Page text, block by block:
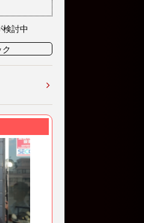
検討中